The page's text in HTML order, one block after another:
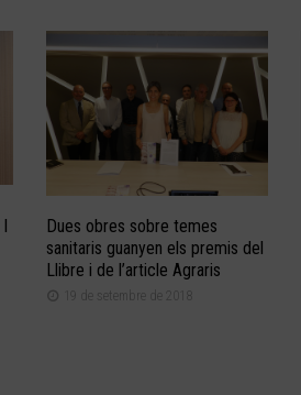
Dues obres sobre temes
sanitaris guanyen els premis del
Llibre i de l’article Agraris
19 de setembre de 2018